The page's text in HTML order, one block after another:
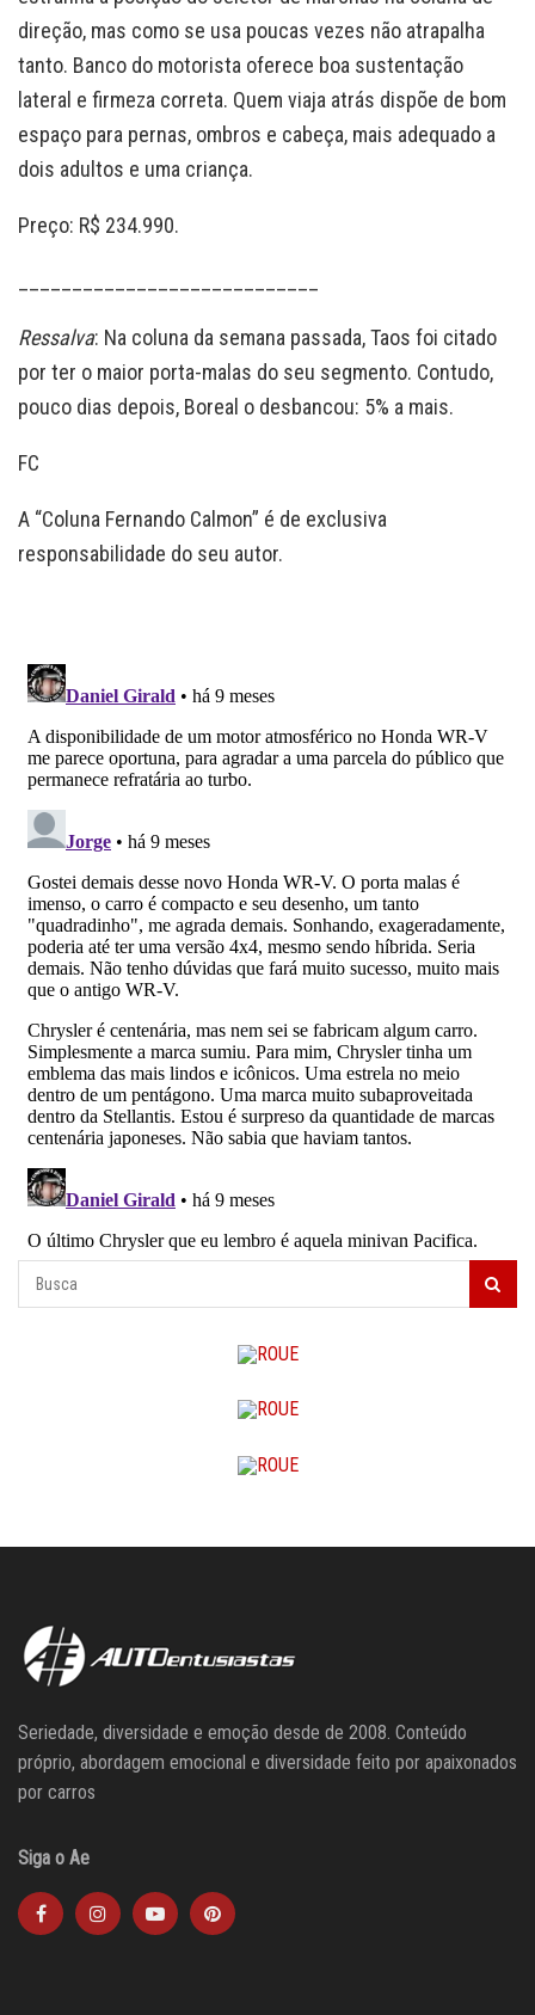
direção, mas como se usa poucas vezes não atrapalha
tanto. Banco do motorista oferece boa sustentação
lateral e firmeza correta. Quem viaja atrás dispõe de bom
espaço para pernas, ombros e cabeça, mais adequado a
dois adultos e uma criança.
Preço: R$ 234.990.
Ressalva: Na coluna da semana passada, Taos foi citado
por ter o maior porta-malas do seu segmento. Contudo,
pouco dias depois, Boreal o desbancou: 5% a mais.
FC
A “Coluna Fernando Calmon” é de exclusiva
responsabilidade do seu autor.
Seriedade, diversidade e emoção desde de 2008. Conteúdo
próprio, abordagem emocional e diversidade feito por apaixonados
por carros
Siga o Ae